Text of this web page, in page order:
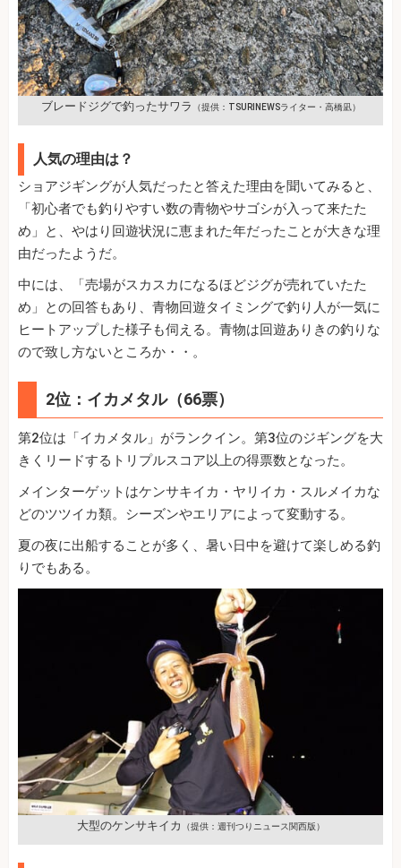
ブレードジグで釣ったサワラ （提供：TSURINEWSライター・高橋凪）
人気の理由は？
ショアジギングが人気だったと答えた理由を聞いてみると、
「初心者でも釣りやすい数の青物やサゴシが入って来たた
め」と、やはり回遊状況に恵まれた年だったことが大きな理
由だったようだ。
中には、「売場がスカスカになるほどジグが売れていたた
め」との回答もあり、青物回遊タイミングで釣り人が一気に
ヒートアップした様子も伺える。青物は回遊ありきの釣りな
ので致し方ないところか・・。
2位：イカメタル（66票）
第2位は「イカメタル」がランクイン。第3位のジギングを大
きくリードするトリプルスコア以上の得票数となった。
メインターゲットはケンサキイカ・ヤリイカ・スルメイカな
どのツツイカ類。シーズンやエリアによって変動する。
夏の夜に出船することが多く、暑い日中を避けて楽しめる釣
りでもある。
大型のケンサキイカ （提供：週刊つりニュース関西版）